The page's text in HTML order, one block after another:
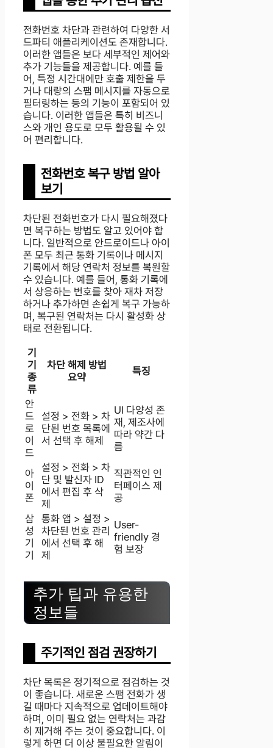
전화번호 차단과 관련하여 다양한 서
드파티 애플리케이션도 존재합니다.
이러한 앱들은 보다 세부적인 제어와
추가 기능들을 제공합니다. 예를 들
어, 특정 시간대에만 호출 제한을 두
거나 대량의 스팸 메시지를 자동으로
필터링하는 등의 기능이 포함되어 있
습니다. 이러한 앱들은 특히 비즈니
스와 개인 용도로 모두 활용될 수 있
어 편리합니다.
전화번호 복구 방법 알아
보기
차단된 전화번호가 다시 필요해졌다
면 복구하는 방법도 알고 있어야 합
니다. 일반적으로 안드로이드나 아이
폰 모두 최근 통화 기록이나 메시지
기록에서 해당 연락처 정보를 복원할
수 있습니다. 예를 들어, 통화 기록에
서 상응하는 번호를 찾아 재차 저장
하거나 추가하면 손쉽게 복구 가능하
며, 복구된 연락처는 다시 활성화 상
태로 전환됩니다.
기
기
종
류
차단 해제 방법
요약
특징
안
드
로
이
드
설정 > 전화 > 차
단된 번호 목록에
서 선택 후 해제
UI 다양성 존
재, 제조사에
따라 약간 다
름
아
이
폰
설정 > 전화 > 차
단 및 발신자 ID
에서 편집 후 삭
제
직관적인 인
터페이스 제
공
삼
성
기
기
통화 앱 > 설정 >
차단된 번호 관리
에서 선택 후 해
제
User-
friendly 경
험 보장
추가 팁과 유용한
정보들
주기적인 점검 권장하기
차단 목록은 정기적으로 점검하는 것
이 좋습니다. 새로운 스팸 전화가 생
길 때마다 지속적으로 업데이트해야
하며, 이미 필요 없는 연락처는 과감
히 제거해 주는 것이 중요합니다. 이
렇게 하면 더 이상 불필요한 알림이